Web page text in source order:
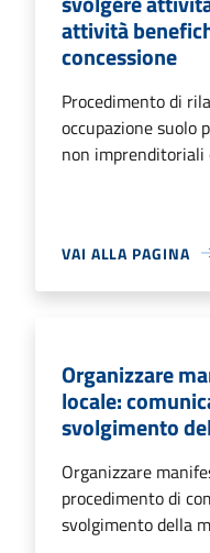
attività
concessione
Procedimento di
occupazione suolo
non
VAI ALLA PAGINA
Organizzare
locale:
svolgimento
Organizzare
procedimento di
svolgimento della